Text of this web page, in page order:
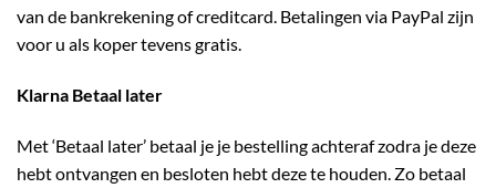
van de bankrekening of creditcard. Betalingen via PayPal zijn
voor u als koper tevens gratis.
Klarna Betaal later
Met ‘Betaal later’ betaal je je bestelling achteraf zodra je deze
hebt ontvangen en besloten hebt deze te houden. Zo betaal